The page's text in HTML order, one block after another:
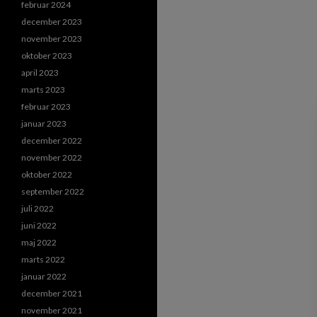
februar 2024
december 2023
november 2023
oktober 2023
april 2023
marts 2023
februar 2023
januar 2023
december 2022
november 2022
oktober 2022
september 2022
juli 2022
juni 2022
maj 2022
marts 2022
januar 2022
december 2021
november 2021